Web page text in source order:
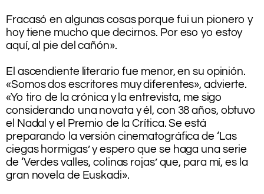
Fracasó en algunas cosas porque fui un pionero y
hoy tiene mucho que decirnos. Por eso yo estoy
aquí, al pie del cañón».
El ascendiente literario fue menor, en su opinión.
«Somos dos escritores muy diferentes», advierte.
«Yo tiro de la crónica y la entrevista, me sigo
considerando una novata y él, con 38 años, obtuvo
el Nadal y el Premio de la Crítica. Se está
preparando la versión cinematográfica de ‘Las
ciegas hormigas’ y espero que se haga una serie
de ‘Verdes valles, colinas rojas’ que, para mí, es la
gran novela de Euskadi».